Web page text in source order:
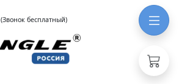
(Звонок бесплатный)